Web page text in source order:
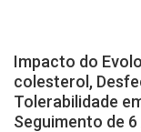
Tema Livre
Inscrições
Impacto do
colesterol,
Tolerabilidade
Seguimento de 6